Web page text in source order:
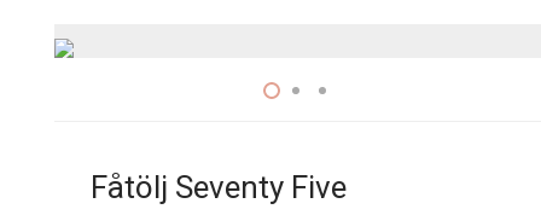
Fåtölj Seventy Five